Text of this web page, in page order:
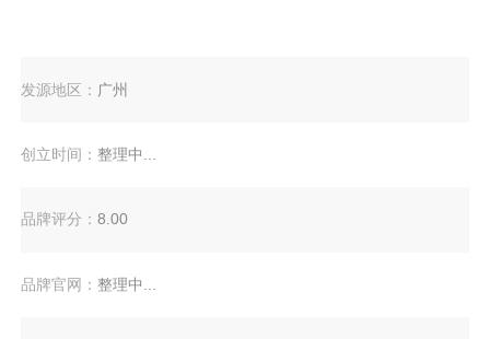
发源地区： 广州
创立时间：整理中...
品牌评分：8.00
品牌官网：整理中...